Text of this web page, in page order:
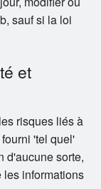
sauf si la loi
et
risques liés à
'tel quel'
d'aucune sorte,
informations